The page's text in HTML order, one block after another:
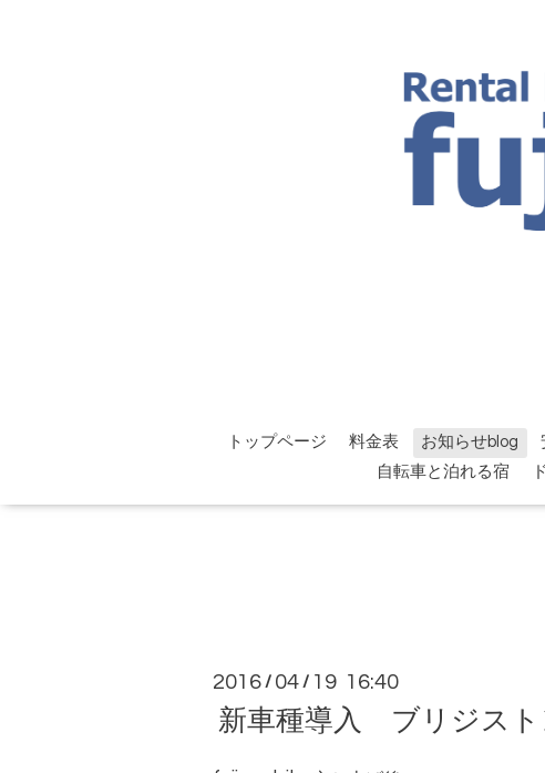
トップページ 料金表 お知らせblog
自転車と泊れる宿
2016 / 04 / 19 16:40
新車種導入 ブリジスト